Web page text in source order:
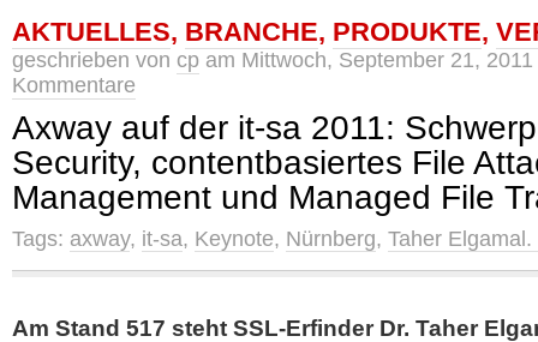
AKTUELLES, BRANCHE, PRODUKTE,
geschrieben von cp am Mittwoch, September 21,
Kommentare
Axway auf der it-sa 2011:
Security, contentbasiertes File
Management und Managed File
Tags: axway, it-sa, Keynote, Nürnberg, Taher Elgamal.
Am Stand 517 steht SSL-Erfinder Dr. Taher